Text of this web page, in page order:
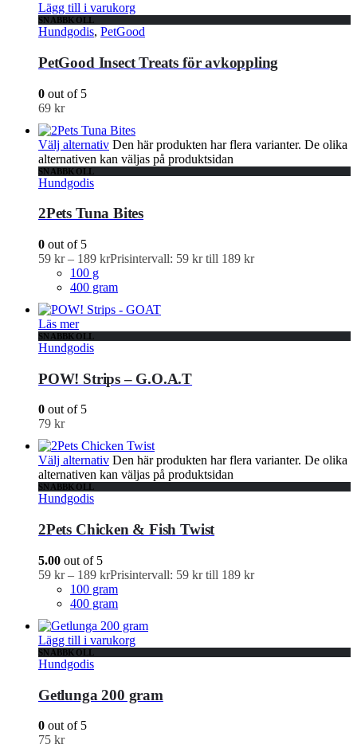
Lägg till i varukorg
SNABBKOLL
Hundgodis, PetGood
PetGood Insect Treats för avkoppling
0 out of 5
69 kr
Välj alternativ Den här produkten har flera varianter. De olika
alternativen kan väljas på produktsidan
SNABBKOLL
Hundgodis
2Pets Tuna Bites
0 out of 5
59 kr – 189 krPrisintervall: 59 kr till 189 kr
100 g
400 gram
Läs mer
SNABBKOLL
Hundgodis
POW! Strips – G.O.A.T
0 out of 5
79 kr
Välj alternativ Den här produkten har flera varianter. De olika
alternativen kan väljas på produktsidan
SNABBKOLL
Hundgodis
2Pets Chicken & Fish Twist
5.00 out of 5
59 kr – 189 krPrisintervall: 59 kr till 189 kr
100 gram
400 gram
Lägg till i varukorg
SNABBKOLL
Hundgodis
Getlunga 200 gram
0 out of 5
75 kr